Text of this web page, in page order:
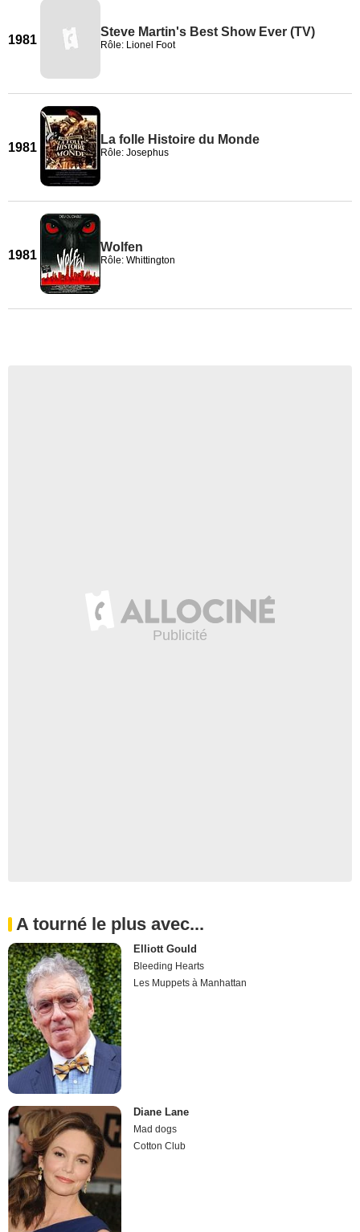
1981
Steve Martin's Best Show Ever (TV)
Rôle: Lionel Foot
1981
La folle Histoire du Monde
Rôle: Josephus
1981
Wolfen
Rôle: Whittington
A tourné le plus avec...
Elliott Gould
Bleeding Hearts
Les Muppets à Manhattan
Diane Lane
Mad dogs
Cotton Club